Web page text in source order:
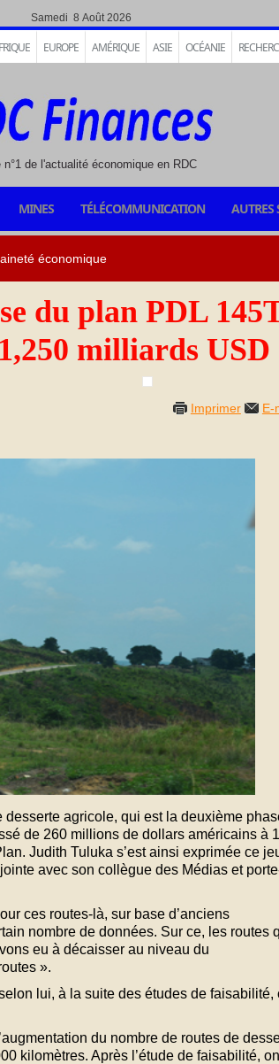
Samedi 8 Août 2026
EUROPE AMÉRIQUE ASIE OCÉANIE
n°1 de l'actualité économique en RDC
MINES TÉLÉCOMMUNICATION AUTRES
du plan PDL
milliards USD
Imprimer E-
agricole, qui est la deuxième
de 260 millions de dollars américains à
Judith Tuluka s’est ainsi exprimée ce
avec son collègue des Médias et
ces routes-là, sur base d’anciens
nombre de données. Sur ce, les routes
eu à décaisser au niveau du
».
lui, à la suite des études de faisabilité,
du nombre de routes de
kilomètres. Après l’étude de faisabilité, on